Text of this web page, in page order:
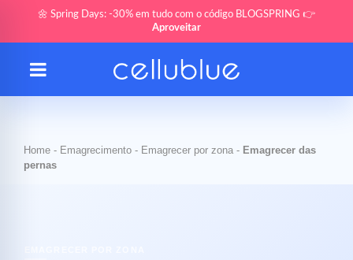
🌼 Spring Days: -30% em tudo com o código BLOGSPRING 👉
Aproveitar
Home - Emagrecimento - Emagrecer por zona - Emagrecer das
pernas